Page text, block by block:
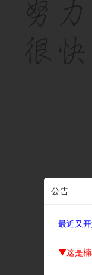
公告
最近又
▼这是楠